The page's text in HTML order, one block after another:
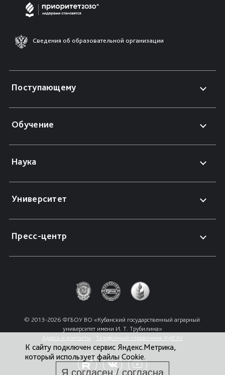
Сведения об образовательной организации
Поступающему
Обучение
Наука
Университет
Пресс-центр
© 2013-2026 ФГБОУ ВО «Кубанский государственный аграрный
университет имени И. Т. Трубилина»
Адреса и контакты
Телефонный справочник КубГАУ
К сайту подключен сервис Яндекс.Метрика,
который использует файлы Cookie.
Я согласен / согласна